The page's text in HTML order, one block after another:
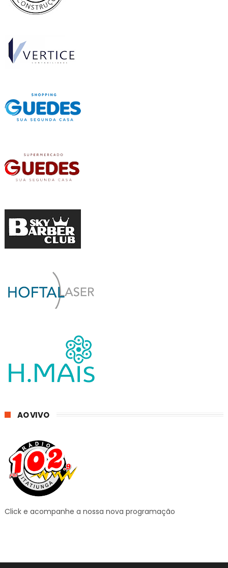
AO VIVO
Click e acompanhe a nossa nova programação